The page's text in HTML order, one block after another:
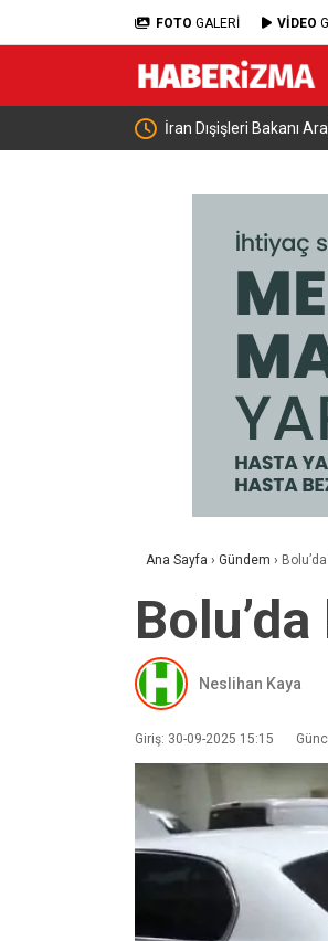
FOTO GALERİ VİDEO
Umman’la anlaşmaya Bursa’da samanlık
Ana Sayfa › Gündem ›
Neslihan Kaya
Giriş: 30-09-2025 15:15